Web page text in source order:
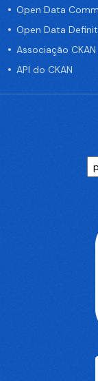
Open Data
Open Data
Associação CKAN
API do CKAN